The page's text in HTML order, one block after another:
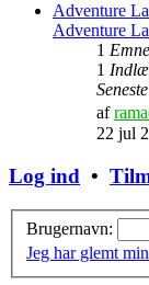
Adventure
Adventure
1
1
af
22 jul
Log ind •
Brugernavn:
Jeg har glemt